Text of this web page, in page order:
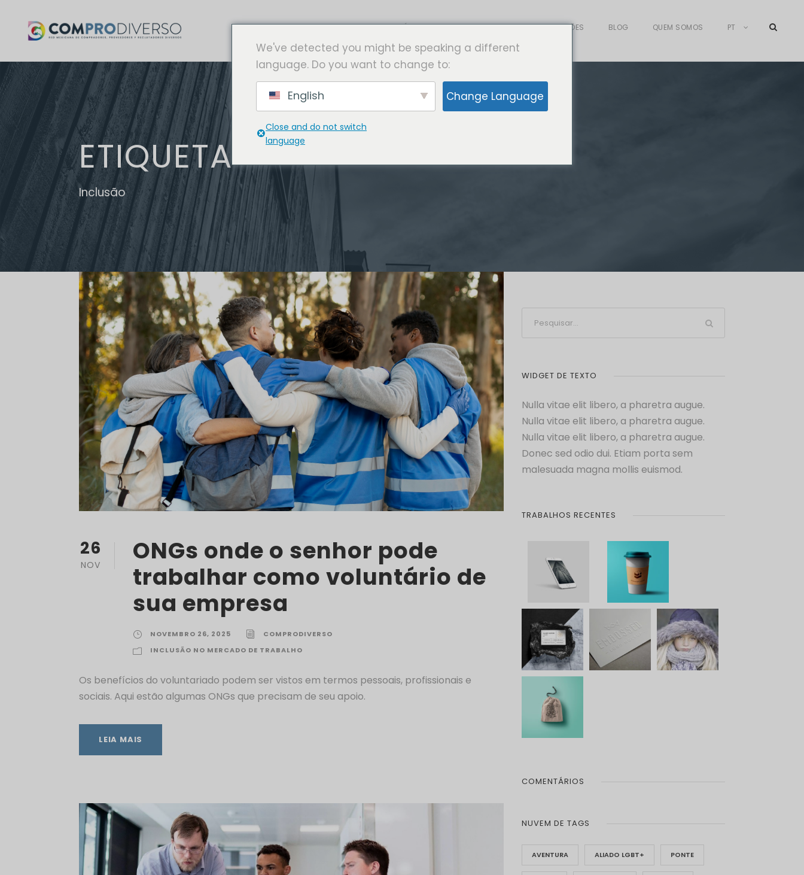
INÍCIO PROGRAMAS AFILIAÇÕES BLOG QUEM SOMOS PT
ETIQUETA
Inclusão
26
NOV
ONGs onde o senhor pode
trabalhar como voluntário de
sua empresa
NOVEMBRO 26, 2025
COMPRODIVERSO
INCLUSÃO NO MERCADO DE TRABALHO
Os benefícios do voluntariado podem ser vistos em termos pessoais, profissionais e
sociais. Aqui estão algumas ONGs que precisam de seu apoio.
LEIA MAIS
WIDGET DE TEXTO
Nulla vitae elit libero, a pharetra augue.
Nulla vitae elit libero, a pharetra augue.
Nulla vitae elit libero, a pharetra augue.
Donec sed odio dui. Etiam porta sem
malesuada magna mollis euismod.
TRABALHOS RECENTES
COMENTÁRIOS
NUVEM DE TAGS
AVENTURA ALIADO LGBT+ PONTE
We've detected you might be speaking a different
language. Do you want to change to:
English Change Language
Close and do not switch
language